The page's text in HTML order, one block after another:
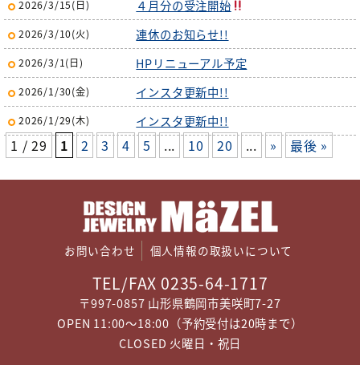
2026/3/15(日) ４月分の受注開始
2026/3/10(火) 連休のお知らせ!!
2026/3/1(日) HPリニューアル予定
2026/1/30(金) インスタ更新中!!
2026/1/29(木) インスタ更新中!!
1 / 29 1 2 3 4 5 ... 10 20 ... » 最後 »
お問い合わせ 個人情報の取扱いについて
TEL/FAX 0235-64-1717
〒997-0857 山形県鶴岡市美咲町7-27
OPEN 11:00～18:00（予約受付は20時まで）
CLOSED 火曜日・祝日